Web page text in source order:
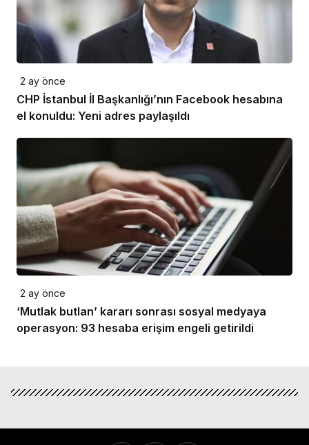
2 ay önce
CHP İstanbul İl Başkanlığı’nın Facebook hesabına
el konuldu: Yeni adres paylaşıldı
2 ay önce
‘Mutlak butlan’ kararı sonrası sosyal medyaya
operasyon: 93 hesaba erişim engeli getirildi